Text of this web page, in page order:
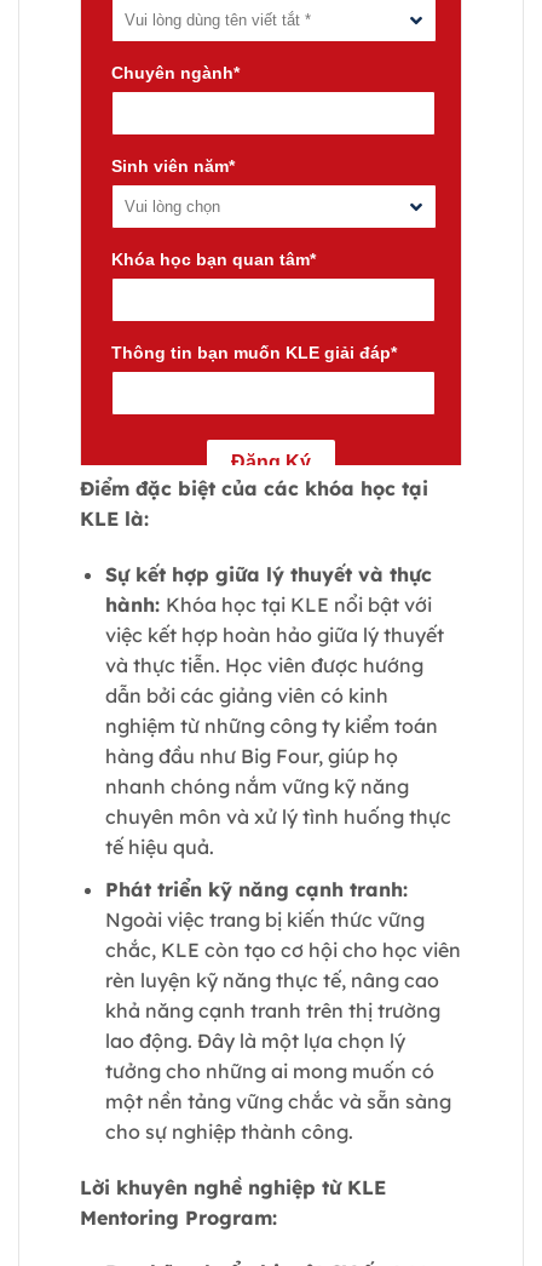
Điểm đặc biệt của các khóa học tại
KLE là:
Sự kết hợp giữa lý thuyết và thực
hành: Khóa học tại KLE nổi bật với
việc kết hợp hoàn hảo giữa lý thuyết
và thực tiễn. Học viên được hướng
dẫn bởi các giảng viên có kinh
nghiệm từ những công ty kiểm toán
hàng đầu như Big Four, giúp họ
nhanh chóng nắm vững kỹ năng
chuyên môn và xử lý tình huống thực
tế hiệu quả.
Phát triển kỹ năng cạnh tranh:
Ngoài việc trang bị kiến thức vững
chắc, KLE còn tạo cơ hội cho học viên
rèn luyện kỹ năng thực tế, nâng cao
khả năng cạnh tranh trên thị trường
lao động. Đây là một lựa chọn lý
tưởng cho những ai mong muốn có
một nền tảng vững chắc và sẵn sàng
cho sự nghiệp thành công.
Lời khuyên nghề nghiệp từ KLE
Mentoring Program: